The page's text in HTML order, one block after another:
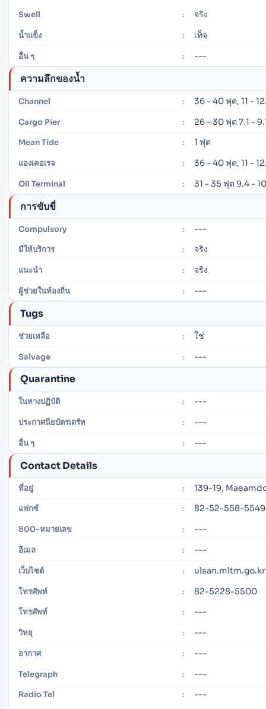
Swell : จริง
น้ำแข็ง : เท็จ
อื่น ๆ : ---
ความลึกของน้ำ
Channel : 36 - 40 ฟุต, 11 -
Cargo Pier : 26 - 30 ฟุต 7.1 -
Mean Tide : 1 ฟุต
แองเคอเรจ : 36 - 40 ฟุต, 11 -
Oil Terminal : 31 - 35 ฟุต 9.4 -
การขับขี่
Compulsory : ---
มีให้บริการ : จริง
แนะนำ : จริง
ผู้ช่วยในท้องถิ่น : ---
Tugs
ช่วยเหลือ : ใช่
Salvage : ---
Quarantine
ในทางปฏิบัติ : ---
ประกาศนียบัตรเดรัท : ---
อื่น ๆ : ---
Contact Details
ที่อยู่ : 139-19,
แฟกซ์ : 82-52-558-5549
800-หมายเลข : ---
อีเมล : ---
เว็บไซต์ : ulsan.mltm.go.kr
โทรศัพท์ : 82-5228-5500
โทรศัพท์ : ---
วิทยุ : ---
อากาศ : ---
Telegraph : ---
Radio Tel : ---